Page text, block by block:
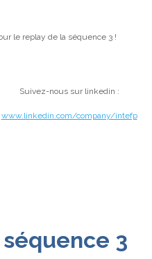
le replay de la séquence 3 !
Suivez-nous sur linkedin :
www.linkedin.com/company/intefp
3